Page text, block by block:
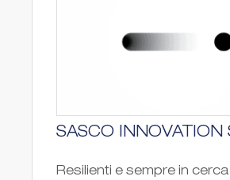
SASCO INNOVATION
Resilienti e sempre in